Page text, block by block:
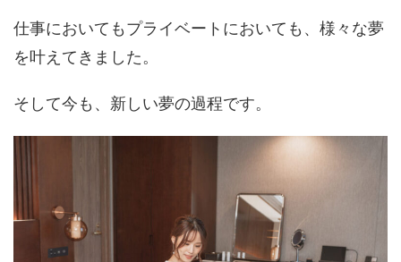
仕事においてもプライベートにおいても、様々な夢
を叶えてきました。
そして今も、新しい夢の過程です。